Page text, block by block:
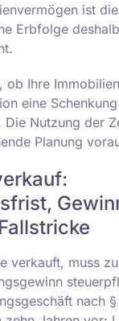
ist die
Erbfolge
ob Ihre
eine
Die Nutzung der
Planung
verkauft, muss
nach